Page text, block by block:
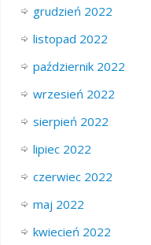
grudzień 2022
listopad 2022
październik 2022
wrzesień 2022
sierpień 2022
lipiec 2022
czerwiec 2022
maj 2022
kwiecień 2022